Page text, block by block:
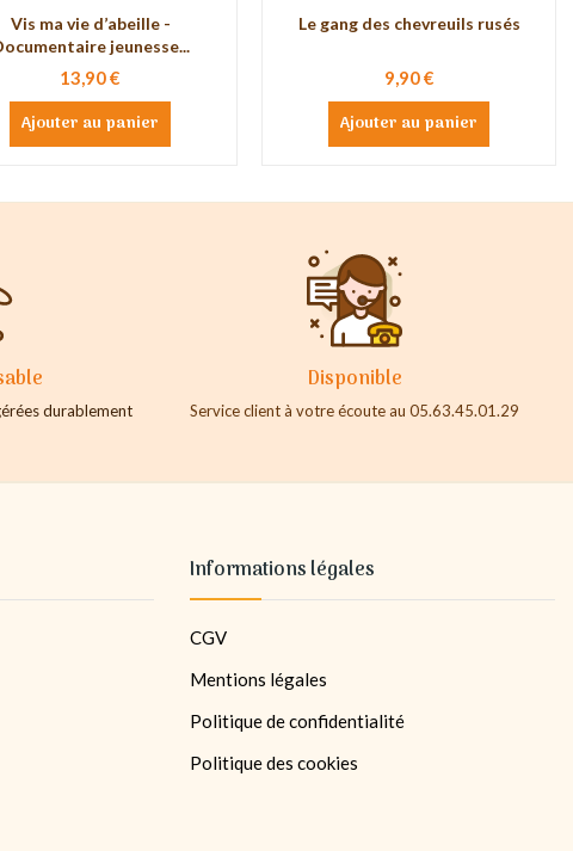
Vis ma vie d’abeille -
jeunesse...
13,90 €
Ajouter au panier
Le gang des chevreuils rusés
9,90 €
Ajouter au panier
durablement
Disponible
Service client à votre écoute au 05.63.45.01.29
Informations légales
CGV
Mentions légales
Politique de confidentialité
Politique des cookies